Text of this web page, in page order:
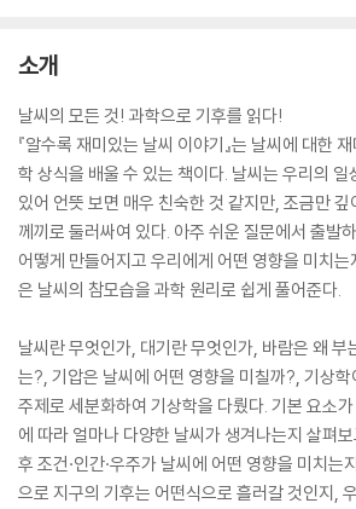
소개
날씨의 모든 것! 과학으로 기후를 읽다!
『알수록 재미있는 날씨 이야기』는 날씨에 대한
학 상식을 배울 수 있는 책이다. 날씨는 우리의
있어 언뜻 보면 매우 친숙한 것 같지만, 조금만
께끼로 둘러싸여 있다. 아주 쉬운 질문에서 출발
어떻게 만들어지고 우리에게 어떤 영향을 미치
은 날씨의 참모습을 과학 원리로 쉽게 풀어준다.
날씨란 무엇인가, 대기란 무엇인가, 바람은 왜 부
는?, 기압은 날씨에 어떤 영향을 미칠까?, 기상
주제로 세분화하여 기상학을 다뤘다. 기본 요소
에 따라 얼마나 다양한 날씨가 생겨나는지 살펴
후 조건·인간·우주가 날씨에 어떤 영향을 미치는
으로 지구의 기후는 어떤식으로 흘러갈 것인지,